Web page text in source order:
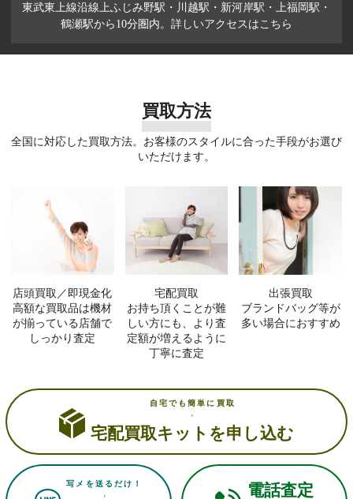
東武東上線沿線上ふじみ野駅・川越駅・新河岸駅・上福岡駅・
鶴瀬駅から10分圏内。詳しいアクセスはこちら
買取方法
全国に対応した買取方法。お客様のスタイルに合った手段がお選び
いただけます。
店頭買取／即現金化
高額な買取品は機材
が揃っている店舗で
しっかり査定
宅配買取
お持ち頂くことが難
しい方にも、より査
定額が増えるように
丁寧に査定
出張買取
ブランドバッグ等が
多い場合におすすめ
自宅でも簡単に買取
宅配買取キットを申し込む
写メを送るだけ！ 電話査定